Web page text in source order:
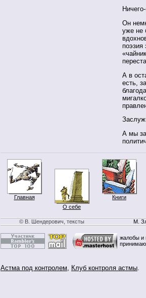
Он
уже не
поэзия
А в
есть,
А мы
Главная
О себе
Книги
© В. Шендерович, тексты М.
жалобы и
Астма под контролем, Клуб контроля астмы.